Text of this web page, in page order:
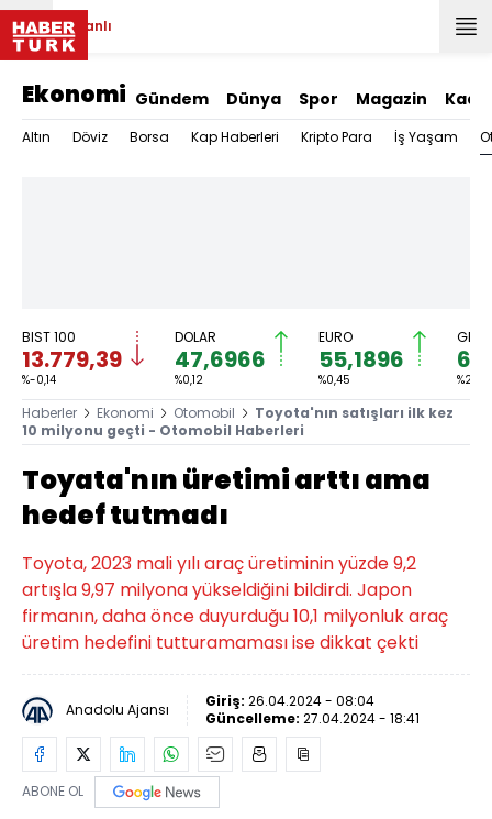
Canlı
Ekonomi Gündem Dünya Spor Magazin
Altın Döviz Borsa Kap Haberleri Kripto Para İş Yaşam
BIST 100
13.779,39
%-0,14
DOLAR
47,6966
%0,12
EURO
55,1896
%0,45 %2,59
Haberler Ekonomi Otomobil
Toyota'nın satışları ilk kez
10 milyonu geçti - Otomobil Haberleri
Toyata'nın üretimi arttı ama
hedef tutmadı
Toyota, 2023 mali yılı araç üretiminin yüzde 9,2
artışla 9,97 milyona yükseldiğini bildirdi. Japon
firmanın, daha önce duyurduğu 10,1 milyonluk araç
üretim hedefini tutturamaması ise dikkat çekti
Anadolu Ajansı Giriş: 26.04.2024 - 08:04
Güncelleme: 27.04.2024 - 18:41
ABONE OL